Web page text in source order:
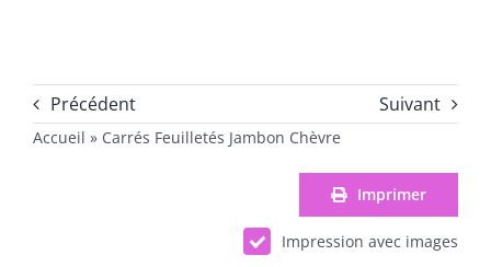
Précédent Suivant
Accueil » Carrés Feuilletés Jambon Chèvre
Imprimer
Impression avec images